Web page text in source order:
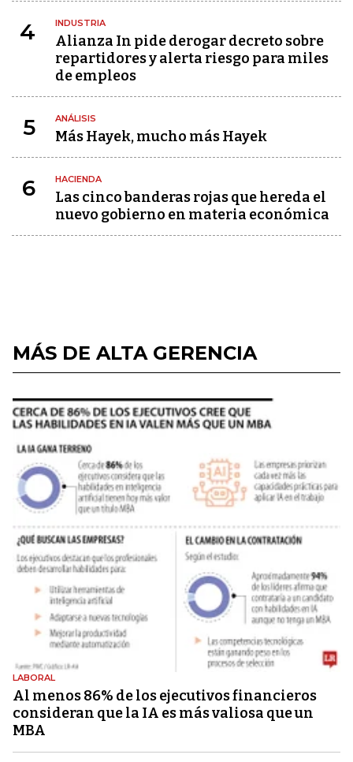
4 INDUSTRIA
Alianza In pide derogar decreto sobre
repartidores y alerta riesgo para miles
de empleos
5 ANÁLISIS
Más Hayek, mucho más Hayek
6 HACIENDA
Las cinco banderas rojas que hereda el
nuevo gobierno en materia económica
MÁS DE ALTA GERENCIA
LABORAL
Al menos 86% de los ejecutivos financieros
consideran que la IA es más valiosa que un
MBA